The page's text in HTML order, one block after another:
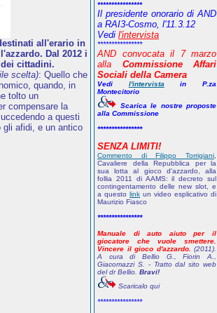
all'erario in
Dal 2012 i
cittadini.
scelta): Quello che
quando, in
tolto un
compensare la
a questi
gli afidi, e un antico
****************
Il presidente onorario di AND
a RAI3-Cosmo, l'11.3.12
Vedi l'intervista
****************
AND convocata il 7 marzo
alla Commissione Affari
Sociali della Camera
Vedi l'intervista in P.za
Montecitorio
Scarica le nostre proposte
alla Commissione
****************
SENZA LIMITI!
Commento di Filippo Torrigiani
Cavaliere della Repubblica per la
sua lotta al gioco d'azzardo, alla
follia 2011 di AAMS: il decreto sul
contingentamento delle new slot, e
a questo link un video esplicativo di
Maurizio Fiasco
****************
Manuale di auto aiuto per il
giocatore che vuole smettere.
Vincere il gioco d'azzardo. (2011).
A cura di Bellio G., Fiorin A.,
Giacomazzi S. - Tratto dal sito web
del dr Bellio. Bravi!
Scaricalo qui
****************